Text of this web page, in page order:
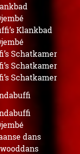
Klankbad
Schatkamer
Schatkamer
Schatkamer
dans